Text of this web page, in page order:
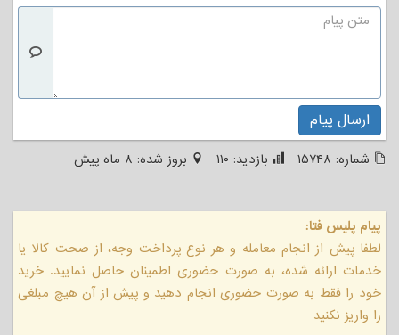
ارسال پیام
شماره: ۱۵۷۴۸ بازدید: ۱۱۰ بروز شده: ۸ ماه پیش
پیام پلیس فتا:
لطفا پیش از انجام معامله و هر نوع پرداخت وجه، از صحت کالا یا
خدمات ارائه شده، به صورت حضوری اطمینان حاصل نمایید. خرید
خود را فقط به صورت حضوری انجام دهید و پیش از آن هیچ مبلغی
را واریز نکنید